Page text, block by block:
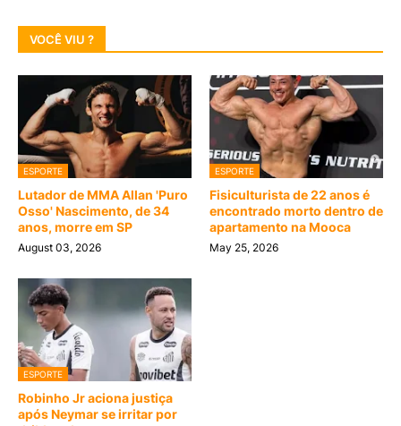
VOCÊ VIU ?
ESPORTE
Lutador de MMA Allan 'Puro
Osso' Nascimento, de 34
anos, morre em SP
August 03, 2026
ESPORTE
Fisiculturista de 22 anos é
encontrado morto dentro de
apartamento na Mooca
May 25, 2026
ESPORTE
Robinho Jr aciona justiça
após Neymar se irritar por